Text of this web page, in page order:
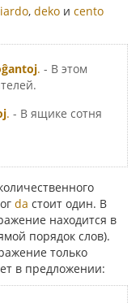
, deko и cento
. - В этом
. - В ящике сотня
da стоит один. В
находится в
порядок слов).
только
в предложении: